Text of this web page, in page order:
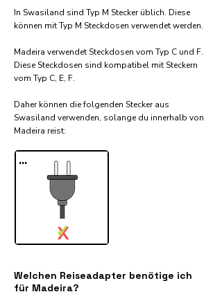
In Swasiland sind Typ M Stecker üblich. Diese
können mit Typ M Steckdosen verwendet werden.
Madeira verwendet Steckdosen vom Typ C und F.
Diese Steckdosen sind kompatibel mit Steckern
vom Typ C, E, F.
Daher können die folgenden Stecker aus
Swasiland verwenden, solange du innerhalb von
Madeira reist:​
...
X
✓
Welchen Reiseadapter benötige ich
für Madeira?